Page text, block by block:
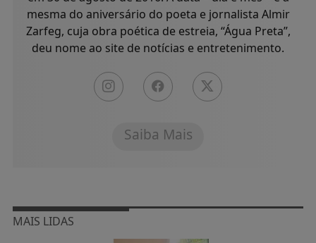
mesma do aniversário do poeta e jornalista Almir
Zarfeg, cuja obra poética de estreia, “Água Preta”,
deu nome ao site de notícias e entretenimento.
Saiba Mais
MAIS LIDAS